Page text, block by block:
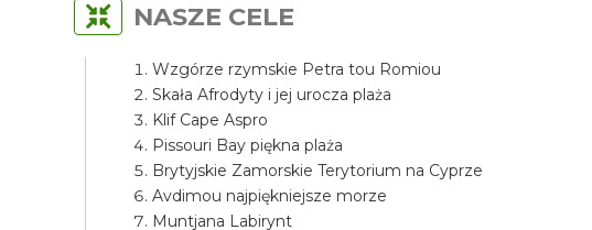
NASZE CELE
Wzgórze rzymskie Petra tou Romiou
Skała Afrodyty i jej urocza plaża
Klif Cape Aspro
Pissouri Bay piękna plaża
Brytyjskie Zamorskie Terytorium na Cyprze
Avdimou najpiękniejsze morze
Muntjana Labirynt